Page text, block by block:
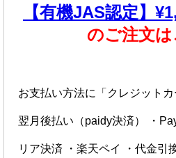
【有機JAS認定】
のご注文
お支払い方法に「クレジット
翌月後払い（paidy決済） ・
リア決済 ・楽天ペイ ・代金引